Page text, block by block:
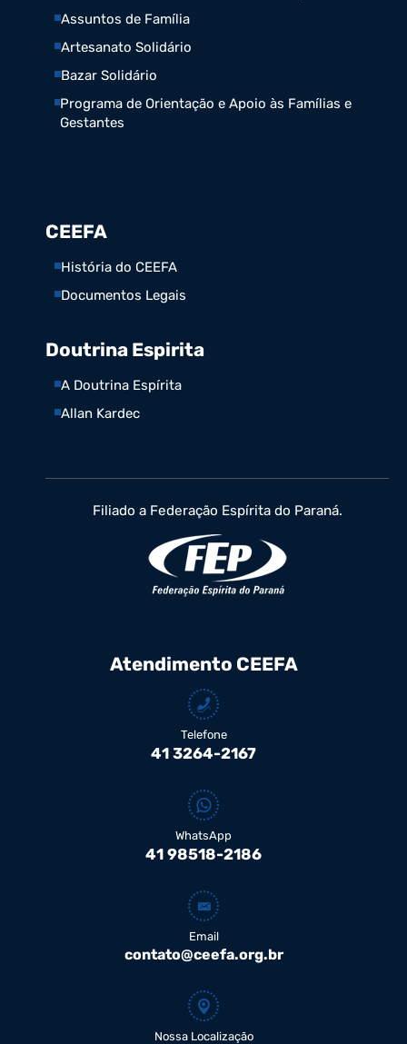
Assuntos de Família
Artesanato Solidário
Bazar Solidário
Programa de Orientação e Apoio às Famílias e
Gestantes
CEEFA
História do CEEFA
Documentos Legais
Doutrina Espirita
A Doutrina Espírita
Allan Kardec
Filiado a Federação Espírita do Paraná.
Atendimento CEEFA
Telefone
41 3264-2167
WhatsApp
41 98518-2186
Email
contato@ceefa.org.br
Nossa Localização